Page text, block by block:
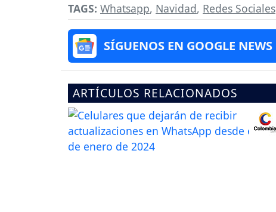
TAGS: Whatsapp, Navidad, Redes Sociales
SÍGUENOS EN GOOGLE NEWS
ARTÍCULOS RELACIONADOS